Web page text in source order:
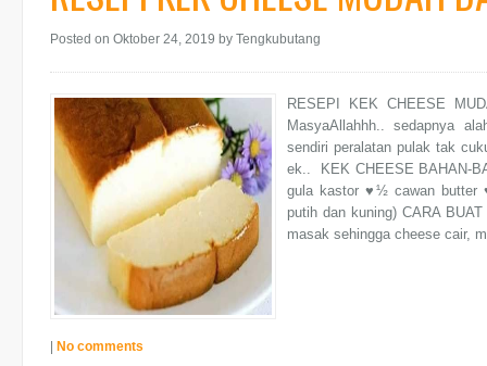
Posted on Oktober 24, 2019 by Tengkubutang
RESEPI KEK CHEESE
MasyaAllahhh.. sedapnya
sendiri peralatan pulak tak
ek.. KEK CHEESE BAHAN-
gula kastor ♥½ cawan butter
putih dan kuning) CARA
masak sehingga cheese cair,
No comments